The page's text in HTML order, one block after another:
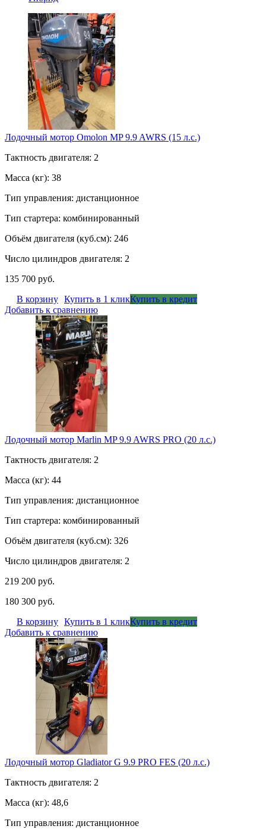
Лодочный мотор Omolon MP 9.9 AWRS (15 л.с.)
Тактность двигателя: 2
Масса (кг): 38
Тип управления: дистанционное
Тип стартера: комбинированный
Объём двигателя (куб.см): 246
Число цилиндров двигателя: 2
135 700 руб.
В корзину Купить в 1 кликКупить в кредит
Добавить к сравнению
Лодочный мотор Marlin MP 9.9 AWRS PRO (20 л.с.)
Тактность двигателя: 2
Масса (кг): 44
Тип управления: дистанционное
Тип стартера: комбинированный
Объём двигателя (куб.см): 326
Число цилиндров двигателя: 2
219 200 руб.
180 300 руб.
В корзину Купить в 1 кликКупить в кредит
Добавить к сравнению
Лодочный мотор Gladiator G 9.9 PRO FES (20 л.с.)
Тактность двигателя: 2
Масса (кг): 48,6
Тип управления: дистанционное